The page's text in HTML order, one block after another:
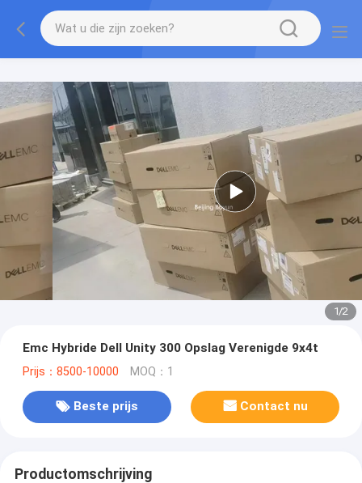
1/2
Emc Hybride Dell Unity 300 Opslag Verenigde 9x4t
Prijs：8500-10000 MOQ：1
Beste prijs Contact nu
Productomschrijving